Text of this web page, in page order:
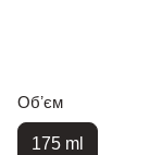
Обʼєм
175 ml